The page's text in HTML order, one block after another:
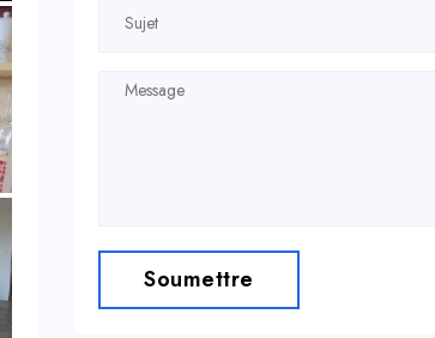
Soumettre